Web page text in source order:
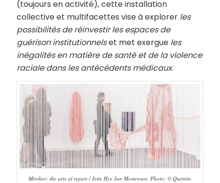
(toujours en activité), cette installation
collective et multifacettes vise à explorer les
possibilités de réinvestir les espaces de
guérison institutionnelset met exergue les
inégalités en matière de santé et de la violence
raciale dans les antécédents médicaux.
M/other: the arts of repair / Jette Hye Jan Mortensen. Photo: © Quentin